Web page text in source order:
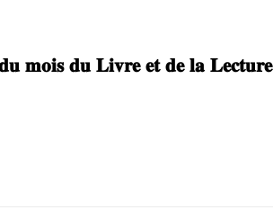
𝐦𝐨𝐢𝐬 𝐝𝐮 𝐋𝐢𝐯𝐫𝐞 𝐞𝐭 𝐝𝐞 𝐥𝐚 𝐋𝐞𝐜𝐭𝐮𝐫𝐞